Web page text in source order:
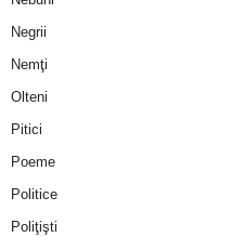
Negrii
Nemţi
Olteni
Pitici
Poeme
Politice
Poliţişti